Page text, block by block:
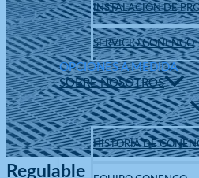
INSTALACIÓN DE
SERVICIO GONENGO
OPCIONES A MEDIDA
SOBRE NOSOTROS
HISTORIA DE
Regulable